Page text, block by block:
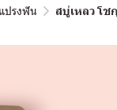
ปรงฟัน สบู่เหลว โช